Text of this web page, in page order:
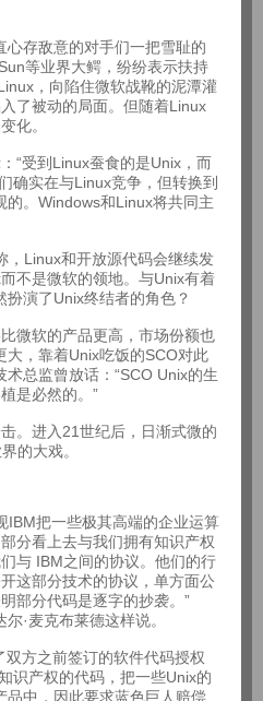
心存敌意的对手们一把雪耻的
等业界大鳄，纷纷表示扶持
，向陷住微软战靴的泥潭灌
了被动的局面。但随着Linux
化。
“受到Linux蚕食的是Unix，而
确实在与Linux竞争，但转换到
的。Windows和Linux将共同主
，Linux和开放源代码会继续发
不是微软的领地。与Unix有着
演了Unix终结者的角色？
微软的产品更高，市场份额也
大，靠着Unix吃饭的SCO对此
总监曾放话：“SCO Unix的生
是必然的。”
。进入21世纪后，日渐式微的
的大戏。
IBM把一些极其高端的企业运算
分看上去与我们拥有知识产权
与 IBM之间的协议。他们的行
这部分技术的协议，单方面公
部分代码是逐字的抄袭。”
·麦克布莱德这样说。
方之前签订的软件代码授权
识产权的代码，把一些Unix的
品中，因此要求蓝色巨人赔偿